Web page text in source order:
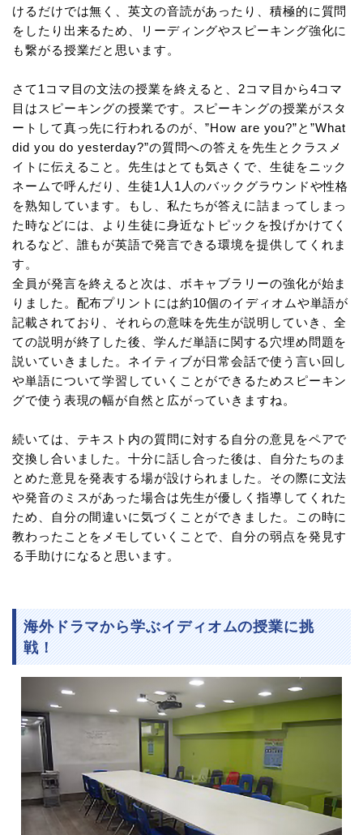
けるだけでは無く、英文の音読があったり、積極的に質問
をしたり出来るため、リーディングやスピーキング強化に
も繋がる授業だと思います。
さて1コマ目の文法の授業を終えると、2コマ目から4コマ
目はスピーキングの授業です。スピーキングの授業がスタ
ートして真っ先に行われるのが、”How are you?”と”What
did you do yesterday?”の質問への答えを先生とクラスメ
イトに伝えること。先生はとても気さくで、生徒をニック
ネームで呼んだり、生徒1人1人のバックグラウンドや性格
を熟知しています。もし、私たちが答えに詰まってしまっ
た時などには、より生徒に身近なトピックを投げかけてく
れるなど、誰もが英語で発言できる環境を提供してくれま
す。
全員が発言を終えると次は、ボキャブラリーの強化が始ま
りました。配布プリントには約10個のイディオムや単語が
記載されており、それらの意味を先生が説明していき、全
ての説明が終了した後、学んだ単語に関する穴埋め問題を
説いていきました。ネイティブが日常会話で使う言い回し
や単語について学習していくことができるためスピーキン
グで使う表現の幅が自然と広がっていきますね。
続いては、テキスト内の質問に対する自分の意見をペアで
交換し合いました。十分に話し合った後は、自分たちのま
とめた意見を発表する場が設けられました。その際に文法
や発音のミスがあった場合は先生が優しく指導してくれた
ため、自分の間違いに気づくことができました。この時に
教わったことをメモしていくことで、自分の弱点を発見す
る手助けになると思います。
海外ドラマから学ぶイディオムの授業に挑
戦！